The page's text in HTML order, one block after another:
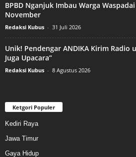
BPBD Nganjuk Imbau Warga
November
Redaksi Kubus - 31 Juli 2026
Unik! Pendengar ANDIKA Kirim Radio
Juga Upacara”
Redaksi Kubus - 8 Agustus 2026
Ketgori Populer
Kediri Raya
Jawa Timur
Gaya Hidup